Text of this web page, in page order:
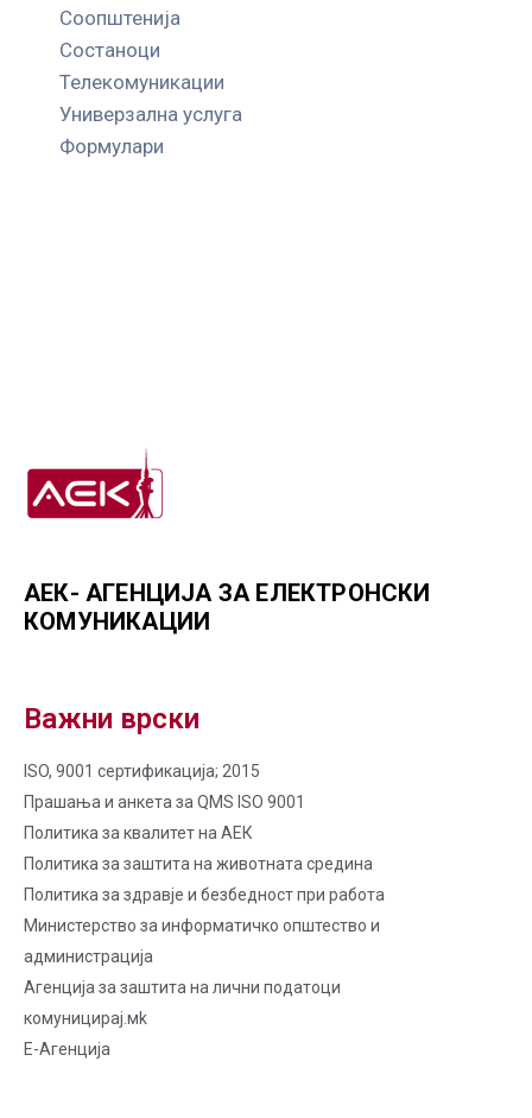
Соопштенија
Состаноци
Телекомуникации
Универзална услуга
Формулари
АЕК- АГЕНЦИЈА ЗА ЕЛЕКТРОНСКИ
КОМУНИКАЦИИ
Важни врски
ISO, 9001 сертификација; 2015
Прашања и анкета за QMS ISO 9001
Политика за квалитет на AЕК
Политика за заштита на животната средина
Политика за здравје и безбедност при работа
Министерство за информатичко општество и
администрација
Агенција за заштита на лични податоци
комуницирај.мk
Е-Агенција